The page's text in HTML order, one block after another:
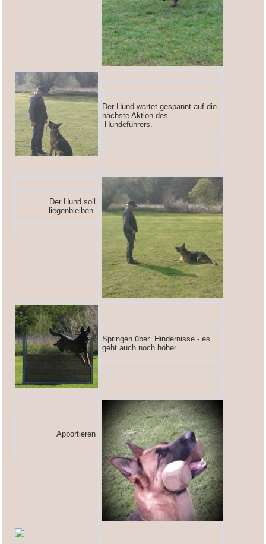
Der Hund wartet gespannt auf die
nächste Aktion des
Hundeführers.
Der Hund soll
liegenbleiben.
Springen über Hindernisse - es
geht auch noch höher.
Apportieren